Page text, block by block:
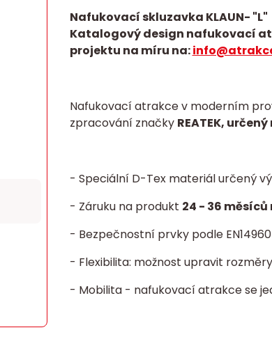
Nafukovací skluzavka KLAUN- "L"
Katalogový design nafukovací
projektu na míru na:
Nafukovací atrakce v moderním
zpracování značky REATEK,
- Speciální D-Tex materiál určený
- Záruku na produkt 24 - 36
- Bezpečnostní prvky podle
- Flexibilita: možnost upravit
- Mobilita - nafukovací atrakce se